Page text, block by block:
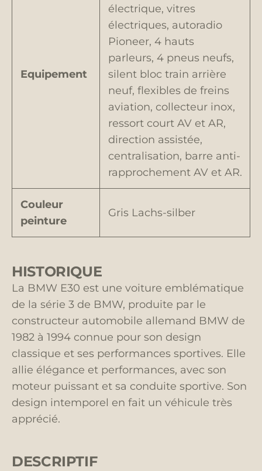
Equipement
électrique, vitres
électriques, autoradio
Pioneer, 4 hauts
parleurs, 4 pneus neufs,
silent bloc train arrière
neuf, flexibles de freins
aviation, collecteur inox,
ressort court AV et AR,
direction assistée,
centralisation, barre anti-
rapprochement AV et AR.
Couleur
peinture
Gris Lachs-silber
HISTORIQUE
La BMW E30 est une voiture emblématique
de la série 3 de BMW, produite par le
constructeur automobile allemand BMW de
1982 à 1994 connue pour son design
classique et ses performances sportives. Elle
allie élégance et performances, avec son
moteur puissant et sa conduite sportive. Son
design intemporel en fait un véhicule très
apprécié.
DESCRIPTIF